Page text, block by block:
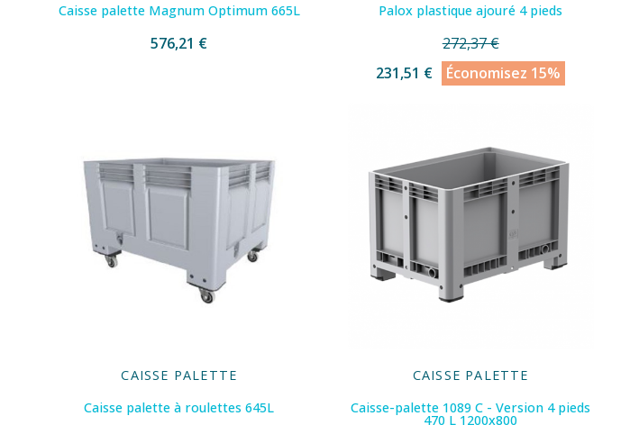
Caisse palette Magnum Optimum 665L
576,21 €
Palox plastique ajouré 4 pieds
272,37 €
231,51 €
Économisez 15%
CAISSE PALETTE
Caisse palette à roulettes 645L
CAISSE PALETTE
Caisse-palette 1089 C - Version 4 pieds
470 L 1200x800